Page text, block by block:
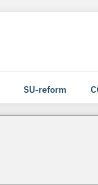
SU-reform